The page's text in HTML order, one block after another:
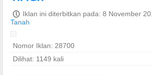
P Iklan ini diterbitkan pada: 8 November
Tanah
Nomor Iklan: 28700
Dilihat: 1149 kali